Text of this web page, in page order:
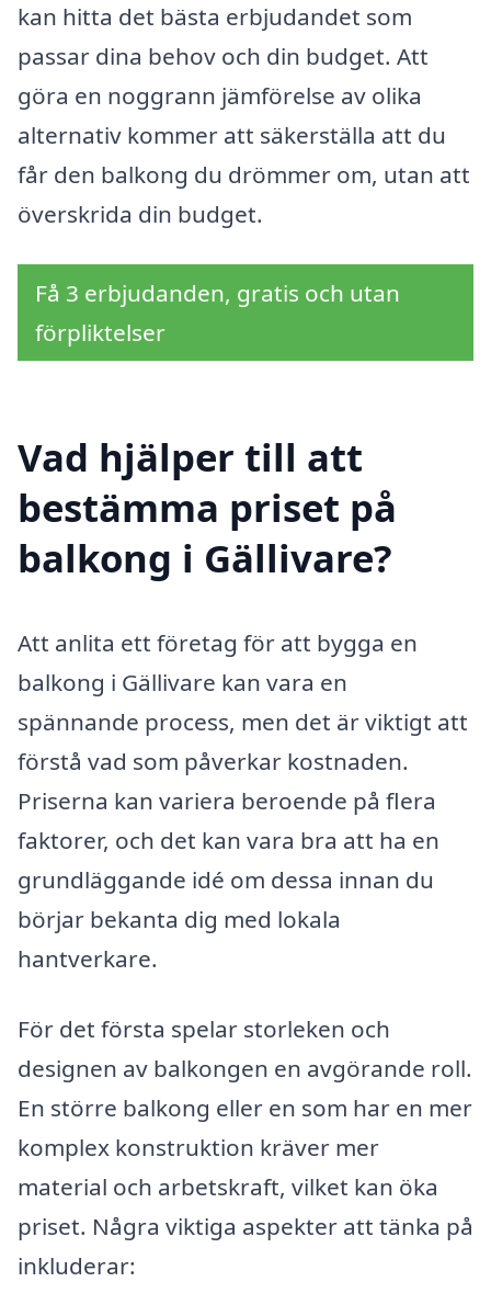
kan hitta det bästa erbjudandet som
passar dina behov och din budget. Att
göra en noggrann jämförelse av olika
alternativ kommer att säkerställa att du
får den balkong du drömmer om, utan att
överskrida din budget.
Få 3 erbjudanden, gratis och utan
förpliktelser
Vad hjälper till att
bestämma priset på
balkong i Gällivare?
Att anlita ett företag för att bygga en
balkong i Gällivare kan vara en
spännande process, men det är viktigt att
förstå vad som påverkar kostnaden.
Priserna kan variera beroende på flera
faktorer, och det kan vara bra att ha en
grundläggande idé om dessa innan du
börjar bekanta dig med lokala
hantverkare.
För det första spelar storleken och
designen av balkongen en avgörande roll.
En större balkong eller en som har en mer
komplex konstruktion kräver mer
material och arbetskraft, vilket kan öka
priset. Några viktiga aspekter att tänka på
inkluderar: